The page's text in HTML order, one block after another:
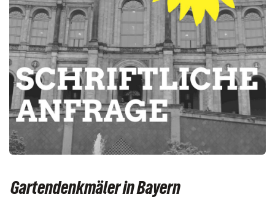
Gartendenkmäler in Bayern